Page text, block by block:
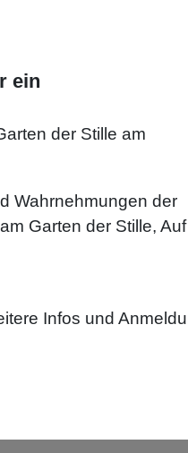
ein
der Stille am
Wahrnehmungen der
Garten der Stille, Auf
Infos und